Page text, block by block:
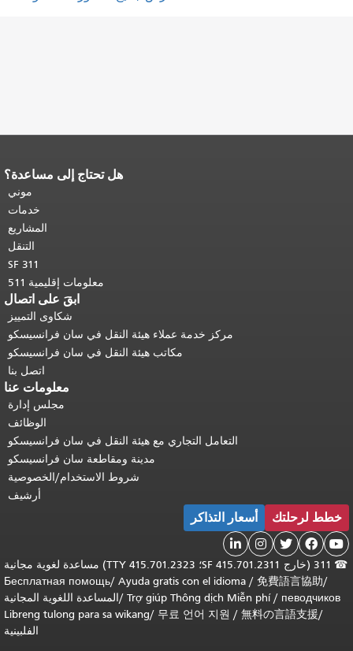
هل تحتاج إلى مساعدة؟
موني
خدمات
المشاريع
التنقل
SF 311
معلومات إقليمية 511
ابقَ على اتصال
شكاوى التمييز
مركز خدمة عملاء هيئة النقل في سان فرانسيسكو
مكاتب هيئة النقل في سان فرانسيسكو
اتصل بنا
معلومات عنا
مجلس إدارة
الوظائف
التعامل التجاري مع هيئة النقل في سان فرانسيسكو
مدينة ومقاطعة سان فرانسيسكو
شروط الاستخدام/الخصوصية
أرشيف
خطط لرحلتك أسعار التذاكر





☎
311 (خارج SF 415.701.2311؛ TTY 415.701.2323) مساعدة لغوية مجانية
/
免費語言協助
/
Ayuda gratis con el idioma
/
Бесплатная помощь
певодчиков
/
Trợ giúp Thông dịch Miễn phí
/المساعدة اللغوية المجانية
/
無料の言語支援
/
무료 언어 지원
/
Libreng tulong para sa wikang
الفلبينية